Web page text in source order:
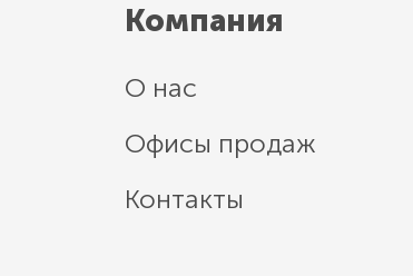
Компания
О нас
Офисы продаж
Контакты